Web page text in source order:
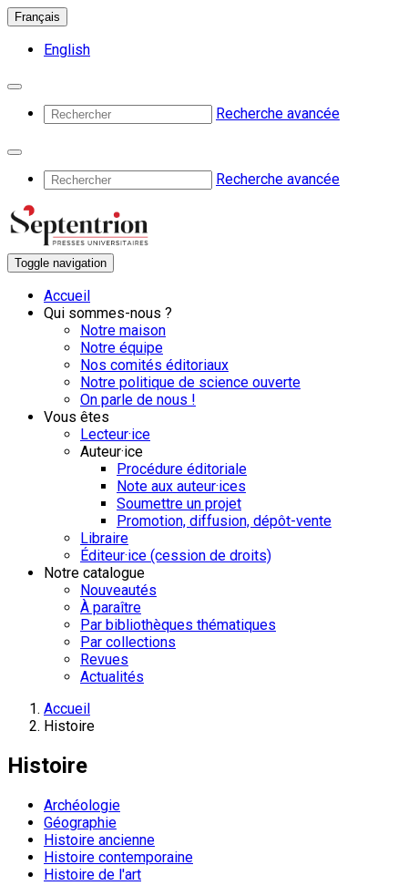
Français
English
Recherche avancée
Recherche avancée
Toggle navigation
Accueil
Qui sommes-nous ?
Notre maison
Notre équipe
Nos comités éditoriaux
Notre politique de science ouverte
On parle de nous !
Vous êtes
Lecteur·ice
Auteur·ice
Procédure éditoriale
Note aux auteur·ices
Soumettre un projet
Promotion, diffusion, dépôt-vente
Libraire
Éditeur·ice (cession de droits)
Notre catalogue
Nouveautés
À paraître
Par bibliothèques thématiques
Par collections
Revues
Actualités
Accueil
Histoire
Histoire
Archéologie
Géographie
Histoire ancienne
Histoire contemporaine
Histoire de l'art